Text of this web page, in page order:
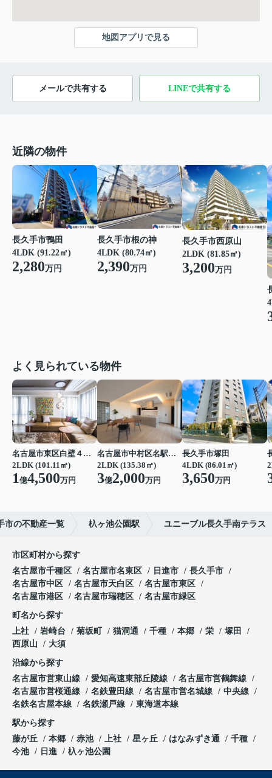
地図アプリで見る
メールで共有する LINEで共有する
近隣の物件
長久手市鴨田
4LDK (91.22㎡)
2,280万円
長久手市根の神
4LDK (80.74㎡)
2,390万円
長久手市西原山
2LDK (81.85㎡)
3,200万円
よく見られている物件
名古屋市東区白壁４丁目
2LDK (101.11㎡)
1億4,500万円
名古屋市中村区名駅南２丁目
2LDK (135.38㎡)
3億2,000万円
長久手市塚田
4LDK (86.01㎡)
3,650万円
市の不動産一覧 杁ヶ池公園駅 ユニーブル長久手南テラス
市区町村から探す
名古屋市千種区
名古屋市名東区 日進市
長久手市
名古屋市中区
名古屋市天白区
名古屋市東区
名古屋市港区
名古屋市瑞穂区 名古屋市緑区
町名から探す
上社
岩崎台 菊坂町 猫洞通 千種 本郷 栄
塚田
西原山
大須
沿線から探す
名古屋市営東山線
愛知高速東部丘陵線
名古屋市営鶴舞線
名古屋市営桜通線
名鉄豊田線 名古屋市営名城線
中央線
名鉄名古屋本線
名鉄瀬戸線 東海道本線
駅から探す
藤が丘
本郷 赤池 上社 星ヶ丘 はなみずき通
千種
今池
日進 杁ヶ池公園